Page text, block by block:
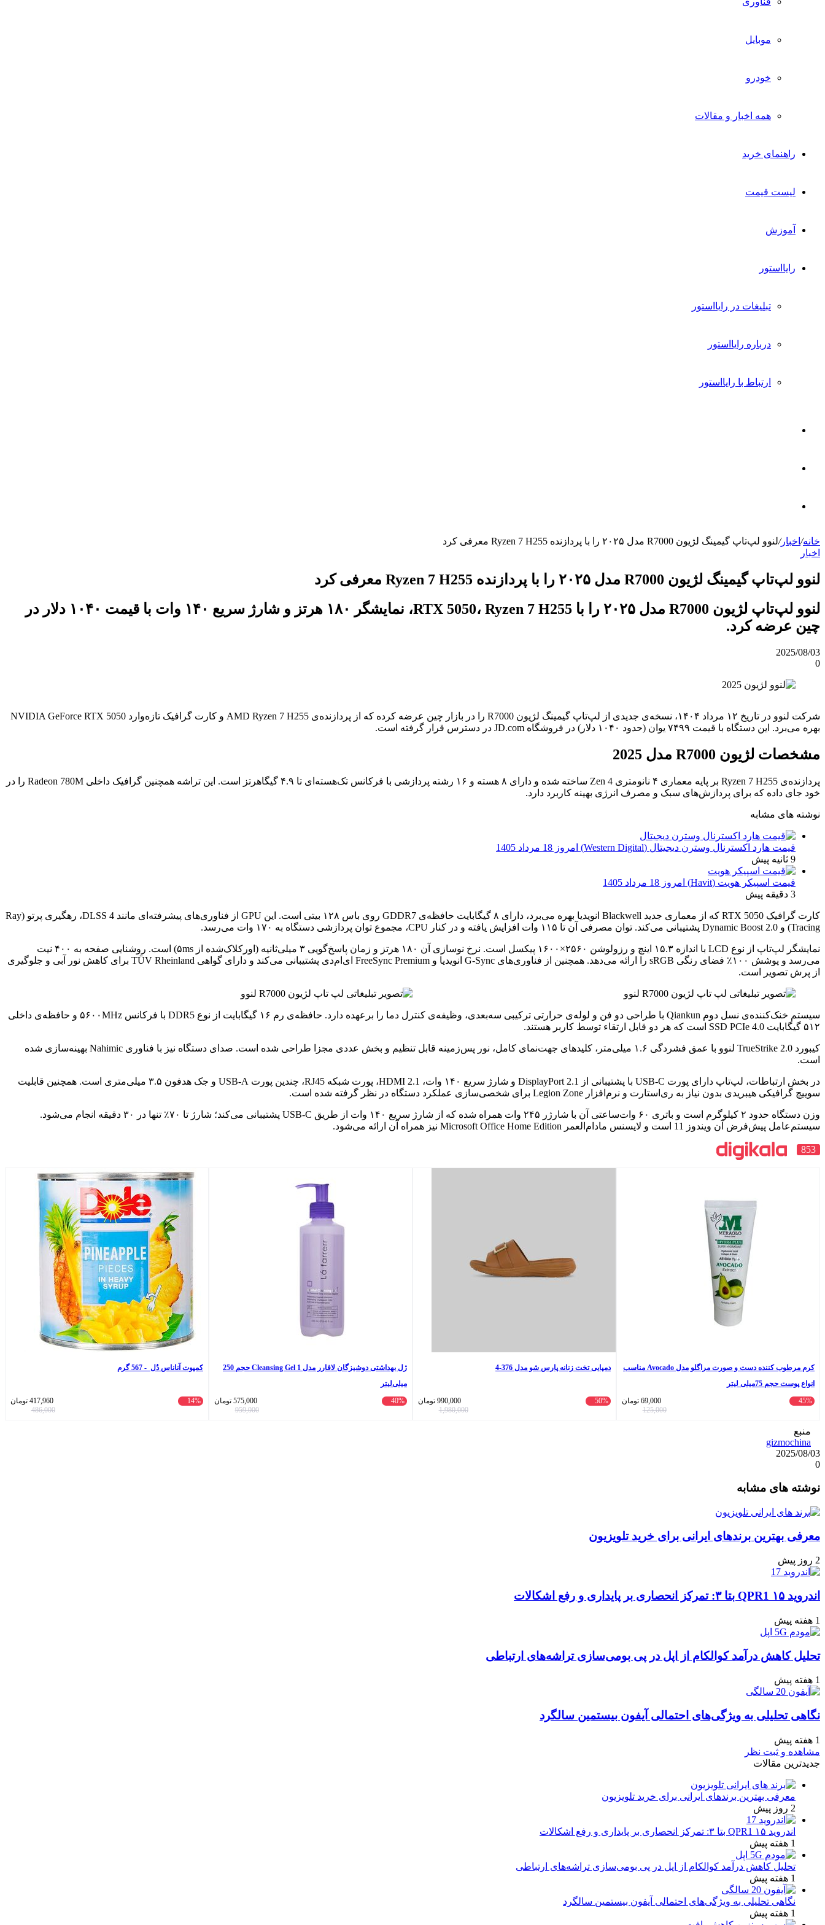
موبایل
خودرو
همه اخبار و مقالات
راهنمای خرید
لیست قیمت
آموزش
رایااستور
تبلیغات در رایااستور
درباره رایااستور
ارتباط با رایااستور
برای خانه/ اخبار/لنوو لپ‌تاپ گیمینگ لژیون R7000 مدل ۲۰۲۵ را با پردازنده Ryzen 7 H255 معرفی کرد
اخبار
لنوو لپ‌تاپ گیمینگ لژیون R7000 مدل ۲۰۲۵ را با پردازنده Ryzen 7 H255 معرفی کرد
لنوو لپ‌تاپ لژیون R7000 مدل ۲۰۲۵ را با RTX 5050، Ryzen 7 H255، نمایشگر ۱۸۰ هرتز و شارژ سریع ۱۴۰ وات با قیمت ۱۰۴۰ دلار در
چین عرضه کرد.
2025/08/03
0
شرکت لنوو در تاریخ ۱۲ مرداد ۱۴۰۴، نسخه‌ی جدیدی از لپ‌تاپ گیمینگ لژیون R7000 را در بازار چین عرضه کرده که از پردازنده‌ی AMD Ryzen 7 H255 و کارت گرافیک تازه‌وارد NVIDIA GeForce RTX 5050
بهره می‌برد. این دستگاه با قیمت ۷۴۹۹ یوان (حدود ۱۰۴۰ دلار) در فروشگاه JD.com در دسترس قرار گرفته است.
مشخصات لژیون R7000 مدل 2025
پردازنده‌ی Ryzen 7 H255 بر پایه معماری ۴ نانومتری Zen 4 ساخته شده و دارای ۸ هسته و ۱۶ رشته پردازشی با فرکانس تک‌هسته‌ای تا ۴.۹ گیگاهرتز است. این تراشه همچنین گرافیک داخلی Radeon 780M را در
خود جای داده که برای پردازش‌های سبک و مصرف انرژی بهینه کاربرد دارد.
نوشته های مشابه
قیمت هارد اکسترنال وسترن دیجیتال (Western Digital) امروز 18 مرداد 1405
9 ثانیه پیش
قیمت اسپیکر هویت (Havit) امروز 18 مرداد 1405
3 دقیقه پیش
کارت گرافیک RTX 5050 که از معماری جدید Blackwell انویدیا بهره می‌برد، دارای ۸ گیگابایت حافظه‌ی GDDR7 روی باس ۱۲۸ بیتی است. این GPU از فناوری‌های پیشرفته‌ای مانند DLSS 4، رهگیری پرتو (Ray
Tracing) و Dynamic Boost 2.0 پشتیبانی می‌کند. توان مصرفی آن تا ۱۱۵ وات افزایش یافته و در کنار CPU، مجموع توان پردازشی دستگاه به ۱۷۰ وات می‌رسد.
نمایشگر لپ‌تاپ از نوع LCD با اندازه ۱۵.۳ اینچ و رزولوشن ۲۵۶۰×۱۶۰۰ پیکسل است. نرخ نوسازی آن ۱۸۰ هرتز و زمان پاسخ‌گویی ۳ میلی‌ثانیه (اورکلاک‌شده از ۵ms) است. روشنایی صفحه به ۴۰۰ نیت
می‌رسد و پوشش ۱۰۰٪ فضای رنگی sRGB را ارائه می‌دهد. همچنین از فناوری‌های G-Sync انویدیا و FreeSync Premium ای‌ام‌دی پشتیبانی می‌کند و دارای گواهی TÜV Rheinland برای کاهش نور آبی و جلوگیری
از پرش تصویر است.
سیستم خنک‌کننده‌ی نسل دوم Qiankun با طراحی دو فن و لوله‌ی حرارتی ترکیبی سه‌بعدی، وظیفه‌ی کنترل دما را برعهده دارد. حافظه‌ی رم ۱۶ گیگابایت از نوع DDR5 با فرکانس ۵۶۰۰MHz و حافظه‌ی داخلی
۵۱۲ گیگابایت SSD PCIe 4.0 است که هر دو قابل ارتقاء توسط کاربر هستند.
کیبورد TrueStrike 2.0 لنوو با عمق فشردگی ۱.۶ میلی‌متر، کلیدهای جهت‌نمای کامل، نور پس‌زمینه قابل تنظیم و بخش عددی مجزا طراحی شده است. صدای دستگاه نیز با فناوری Nahimic بهینه‌سازی شده
است.
در بخش ارتباطات، لپ‌تاپ دارای پورت USB-C با پشتیبانی از DisplayPort 2.1 و شارژ سریع ۱۴۰ وات، HDMI 2.1، پورت شبکه RJ45، چندین پورت USB-A و جک هدفون ۳.۵ میلی‌متری است. همچنین قابلیت
سوییچ گرافیکی هیبریدی بدون نیاز به ری‌استارت و نرم‌افزار Legion Zone برای شخصی‌سازی عملکرد دستگاه در نظر گرفته شده است.
وزن دستگاه حدود ۲ کیلوگرم است و باتری ۶۰ وات‌ساعتی آن با شارژر ۲۴۵ وات همراه شده که از شارژ سریع ۱۴۰ وات از طریق USB-C پشتیبانی می‌کند؛ شارژ تا ۷۰٪ تنها در ۳۰ دقیقه انجام می‌شود.
سیستم‌عامل پیش‌فرض آن ویندوز 11 است و لایسنس مادام‌العمر Microsoft Office Home Edition نیز همراه آن ارائه می‌شود.
853
کرم مرطوب کننده دست و صورت مراگلو مدل Avocado مناسب
انواع پوست حجم 75میلی لیتر
45%
69,000 تومان
125,000
دمپایی تخت زنانه پارس شو مدل 376-4
50%
990,000 تومان
1,980,000
ژل بهداشتی دوشیزگان لافارر مدل Cleansing Gel 1 حجم 250
میلی‌لیتر
40%
575,000 تومان
959,000
کمپوت آناناس دُل - 567 گرم
14%
417,960 تومان
486,000
منبع
gizmochina
2025/08/03
0
آپ
گذاری
ایمیل
نوشته های مشابه
معرفی بهترین برندهای ایرانی برای خرید تلویزیون
2 روز پیش
اندروید ۱۵ QPR1 بتا ۳: تمرکز انحصاری بر پایداری و رفع اشکالات
1 هفته پیش
تحلیل کاهش درآمد کوالکام از اپل در پی بومی‌سازی تراشه‌های ارتباطی
1 هفته پیش
نگاهی تحلیلی به ویژگی‌های احتمالی آیفون بیستمین سالگرد
1 هفته پیش
مشاهده و ثبت نظر
جدیدترین مقالات
معرفی بهترین برندهای ایرانی برای خرید تلویزیون
2 روز پیش
اندروید ۱۵ QPR1 بتا ۳: تمرکز انحصاری بر پایداری و رفع اشکالات
1 هفته پیش
تحلیل کاهش درآمد کوالکام از اپل در پی بومی‌سازی تراشه‌های ارتباطی
1 هفته پیش
نگاهی تحلیلی به ویژگی‌های احتمالی آیفون بیستمین سالگرد
1 هفته پیش